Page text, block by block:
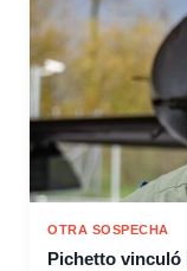
OTRA SOSPECHA
Pichetto